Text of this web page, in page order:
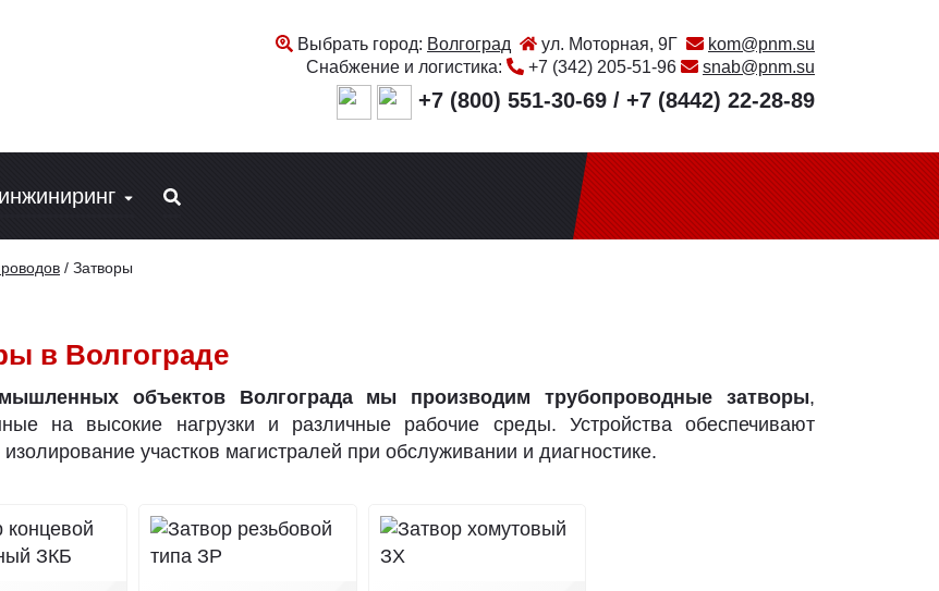
Выбрать город: Волгоград ул. Моторная, 9Г
kom@pnm.su
Снабжение и логистика:
+7 (342) 205-51-96 snab@pnm.su
+7 (800) 551-30-69 / +7 (8442) 22-28-89
/ Затворы
в Волгограде
объектов Волгограда мы производим трубопроводные затворы,
на высокие нагрузки и различные рабочие среды. Устройства обеспечивают
участков магистралей при обслуживании и диагностике.